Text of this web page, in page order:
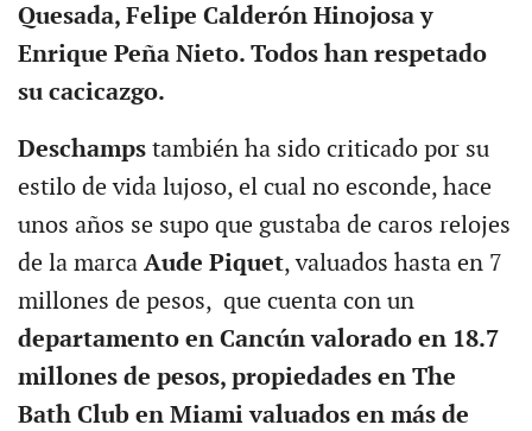
Quesada, Felipe Calderón Hinojosa y
Enrique Peña Nieto. Todos han respetado
su cacicazgo.
Deschampstambién ha sido criticado por su
estilo de vida lujoso, el cual no esconde, hace
unos años se supo que gustaba de caros relojes
de la marca Aude Piquet, valuados hasta en 7
millones de pesos, que cuenta con un
departamento en Cancún valorado en 18.7
millones de pesos, propiedades en The
Bath Club en Miami valuados en más de